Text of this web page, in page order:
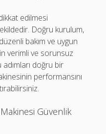
edilmesi
Doğru kurulum,
bakım ve uygun
verimli ve sorunsuz
adımları doğru bir
performansını
Güvenlik